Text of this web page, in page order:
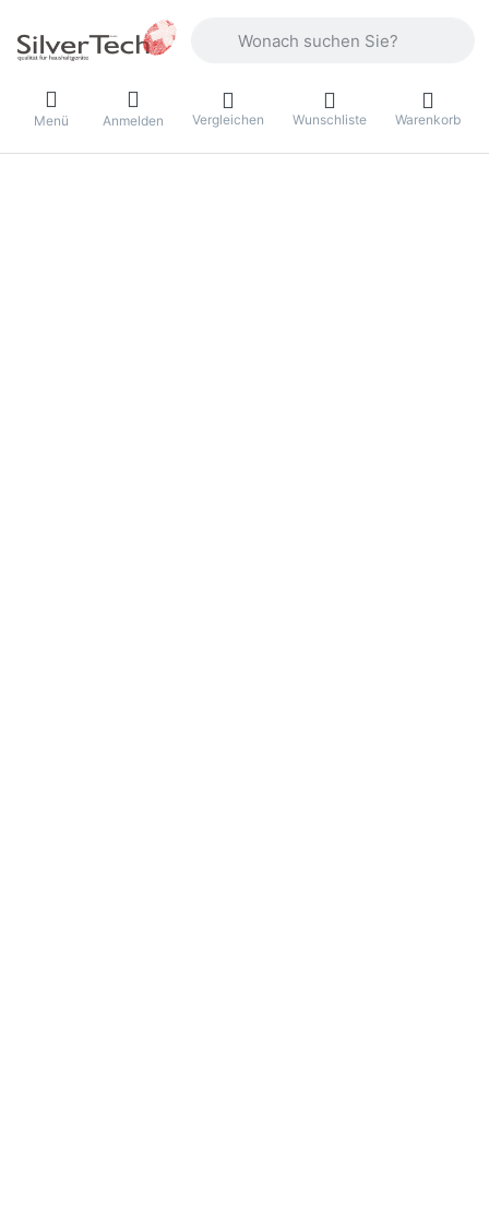
Menü Anmelden Vergleichen Wunschliste Warenkorb